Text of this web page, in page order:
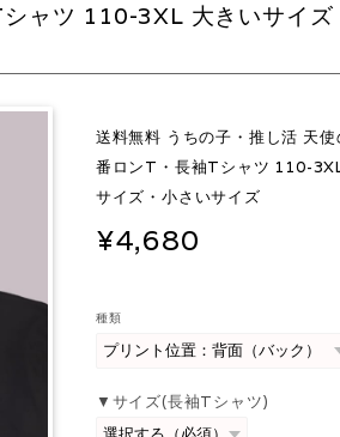
ャツ 110-3XL 大きいサイズ
送料無料 うちの子・推し活 天
番ロンT・長袖Tシャツ 110-
サイズ・小さいサイズ
¥4,680
種類
▼サイズ(長袖Tシャツ)